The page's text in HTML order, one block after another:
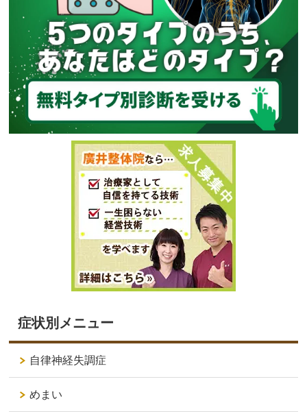
症状別メニュー
自律神経失調症
めまい